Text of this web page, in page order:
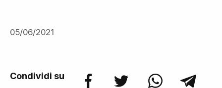
05/06/2021
Condividi su